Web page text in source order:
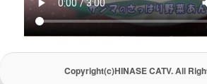
Copyright(c)HINASE CATV. All